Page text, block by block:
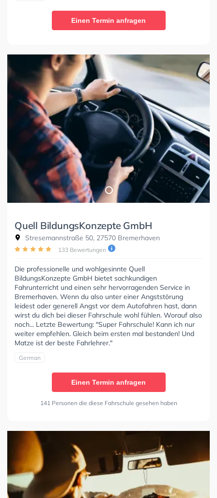
Einen Termin anfragen
Quell BildungsKonzepte GmbH
Stresemannstraße 50, 27570 Bremerhaven
133 Bewertungen
Die professionelle und wohlgesinnte Quell
BildungsKonzepte GmbH bietet sachkundigen
Fahrunterricht und einen sehr hervorragenden Service in
Bremerhaven. Wenn du also unter einer Angststörung
leidest oder generell Angst vor dem Autofahren hast, dann
wirst du dich bei dieser Fahrschule wohl fühlen. Worauf also
noch... Letzte Bewertung: "Super Fahrschule! Kann ich nur
weiter empfehlen. Gleich beim ersten mal bestanden! Und
Matze ist der beste Fahrlehrer."
German
Einen Termin anfragen
141 Personen die diese Fahrschule gesehen haben